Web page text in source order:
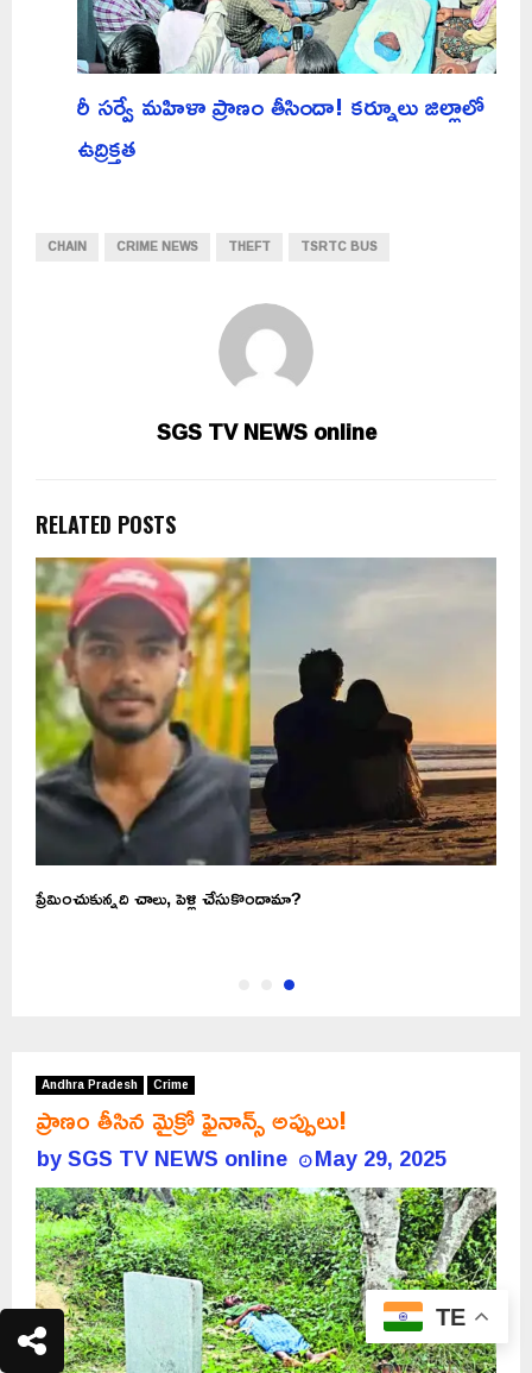
రీ సర్వే మహిళా ప్రాణం తీసిందా! కర్నూలు జిల్లాలో
ఉద్రిక్తత
CHAIN CRIME NEWS THEFT TSRTC BUS
SGS TV NEWS online
RELATED POSTS
ప్రేమించుకున్నది చాలు, పెళ్లి చేసుకొందామా?
Andhra Pradesh Crime
ప్రాణం తీసిన మైక్రో ఫైనాన్స్ అప్పులు!
bySGS TV NEWS online May 29, 2025
TE